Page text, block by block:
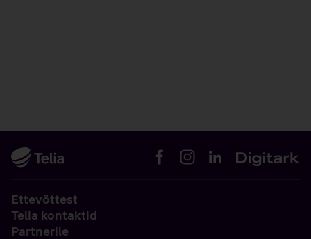
Ettevõttest
Telia kontaktid
Partnerile